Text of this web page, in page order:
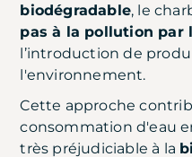
biodégradable, le
pas à la pollution par
l’introduction de
l'environnement.
Cette approche
consommation d'eau
très préjudiciable à la